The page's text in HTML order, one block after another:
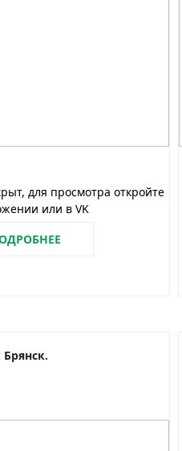
для просмотра откройте
или в VK
Брянск.